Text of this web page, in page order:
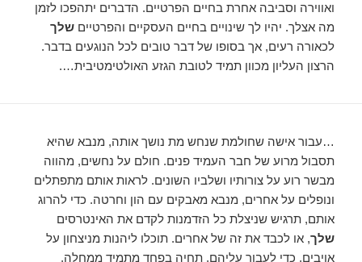
ואווירה וסביבה אחרת בחיים הפרטיים. הדברים יתהפכו לזמן
מה אצלך. יהיו לך שינויים בחיים העסקיים והפרטייםשלך
לכאורה רעים, אך בסופו של דבר טובים לכל הנוגעים בדבר.
הרצון העליון מכוון תמיד לטובת הגזע האולטימטיבית….
…עבור אישה שחולמת שנחש מת נושך אותה, מנבא שהיא
תסבול מרוע של חבר העמיד פנים. חולם על נחשים, מהווה
מבשר רוע על צורותיו ושלביו השונים. לראות אותם מתפתלים
ונופלים על אחרים, מנבא מאבקים עם הון וחרטה. כדי להרוג
אותם, תרגיש שניצלת כל הזדמנות לקדם את האינטרסים
שלך, או לכבד את זה של אחרים. תוכלו ליהנות מניצחון על
אויבים. כדי לעבור עליהם, תחיה בפחד מתמיד ממחלה,